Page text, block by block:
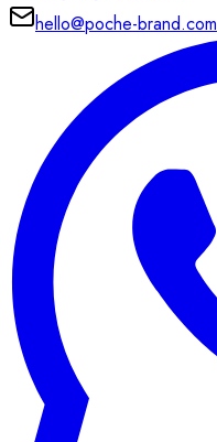
hello@poche-brand.com